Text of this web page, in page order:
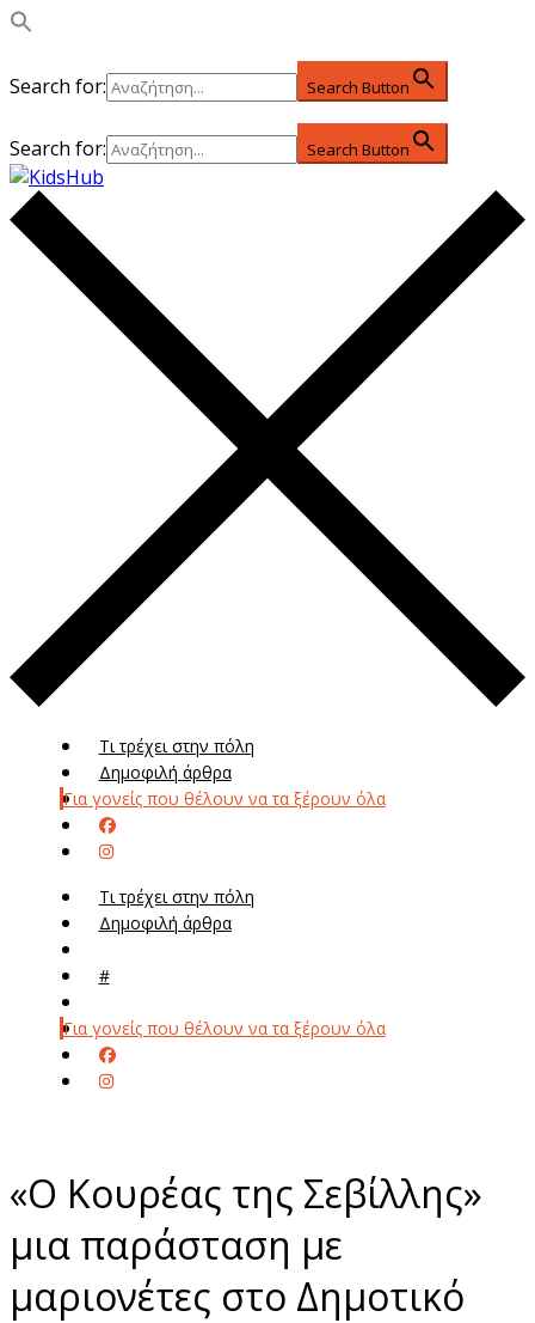
Search for: Search Button
Search for: Search Button
Τι τρέχει στην πόλη
Δημοφιλή άρθρα
Για γονείς που θέλουν να τα ξέρουν όλα
Τι τρέχει στην πόλη
Δημοφιλή άρθρα
#
Για γονείς που θέλουν να τα ξέρουν όλα
«Ο Κουρέας της Σεβίλλης»
μια παράσταση με
μαριονέτες στο Δημοτικό